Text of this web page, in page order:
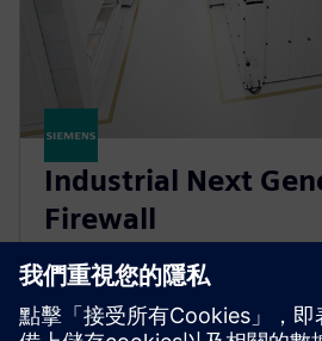
Industrial Next
Firewall
Perimeter protection solution for
automation with secure IT/OT
and approved for Siemens